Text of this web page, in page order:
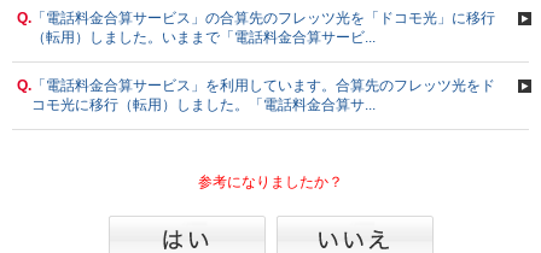
Q. 「電話料金合算サービス」の合算先のフレッツ光を「ドコモ光」に移行
（転用）しました。いままで「電話料金合算サービ...
Q. 「電話料金合算サービス」を利用しています。合算先のフレッツ光をド
コモ光に移行（転用）しました。「電話料金合算サ...
参考になりましたか？